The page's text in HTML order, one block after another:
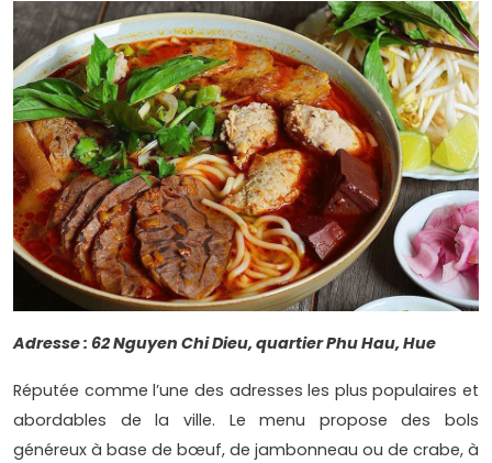
Adresse : 62 Nguyen Chi Dieu, quartier Phu Hau, Hue
Réputée comme l’une des adresses les plus populaires et
abordables de la ville. Le menu propose des bols
généreux à base de bœuf, de jambonneau ou de crabe, à